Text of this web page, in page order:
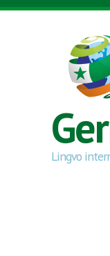
Skip to main content
Lingvo